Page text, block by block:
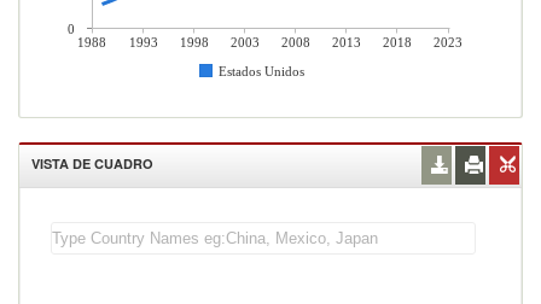
1988 1993 1998 2003 2008 2013 2018
2023
Estados Unidos
0
VISTA DE CUADRO